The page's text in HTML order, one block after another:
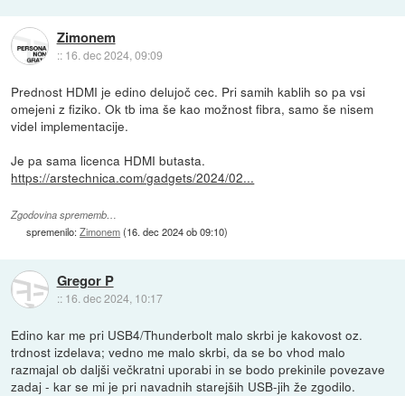
Zimonem
:: 16. dec 2024, 09:09
Prednost HDMI je edino delujoč cec. Pri samih kablih so pa vsi
omejeni z fiziko. Ok tb ima še kao možnost fibra, samo še nisem
videl implementacije.
Je pa sama licenca HDMI butasta.
https://arstechnica.com/gadgets/2024/02...
Zgodovina sprememb…
spremenilo:Zimonem(16. dec 2024 ob 09:10)
Gregor P
:: 16. dec 2024, 10:17
Edino kar me pri USB4/Thunderbolt malo skrbi je kakovost oz.
trdnost izdelava; vedno me malo skrbi, da se bo vhod malo
razmajal ob daljši večkratni uporabi in se bodo prekinile povezave
zadaj - kar se mi je pri navadnih starejših USB-jih že zgodilo.